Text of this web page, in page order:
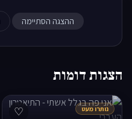
ההצגה הסתיימה
הצגות דומות
♡ נותרו מעט